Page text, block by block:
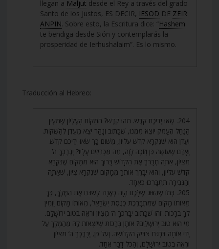
llegan a Maljut desde el Rey a través del grado
Santo de los Justos, ES DECIR, IESOD DE ZEIR
ANPIN. Sobre esto, la Escritura dice: “Hashem
te bendiga desde Sión y contemplarás la
prosperidad de Ierhushalaim”. Es lo mismo.
Traducción al Hebreo:
204. שְׂאוּ יְדֵיכֶם קֹדֶשׁ. מַהוּ קֹדֶשׁ? הַמָּקוֹם הָעֶלְיוֹן שֶׁמַּעְיַן
הַנַּחַל הֶעָמֹק יוֹצֵא מִמֶּנּוּ, שֶׁכָּתוּב וְנָהָר יֹצֵא מֵעֵדֶן לְהַשְׁקוֹת.
וְעֵדֶן הוּא שֶׁנִּקְרָא קֹדֶשׁ עֶלְיוֹן, מִשּׁוּם כָּךְ שְׂאוּ יְדֵיכֶם קֹדֶשׁ.
וְאָדָם שֶׁעוֹשֶׂה כֵּן וְזוֹכֶה לָזֶה, מַה מַּכְרִיזִים עָלָיו? יְבָרֶכְךָ ה’
מִצִּיּוֹן, אַתָּה תְבָרֵךְ אֶת הַקָּדוֹשׁ בָּרוּךְ הוּא מִמָּקוֹם שֶׁנִּקְרָא
קֹדֶשׁ עֶלְיוֹן, וְהוּא יְבָרֵךְ אוֹתְךָ מִמָּקוֹם שֶׁנִּקְרָא צִיּוֹן, שֶׁאַתָּה
וְהַגְּבִירָה תִּתְבָּרְכוּ כְאֶחָד.
205. כְּמוֹ שֶׁהַזִּוּוּג שֶׁלָּכֶם הָיָה כְאֶחָד לְשַׁבֵּחַ אֶת הַמֶּלֶךְ, כָּךְ
מֵאוֹתוֹ מָקוֹם שֶׁמִּתְבָּרֶכֶת כְּנֶסֶת יִשְׂרָאֵל, מֵאוֹתוֹ מָקוֹם יַזְמִין
לְךָ בְּרָכוֹת. זֶהוּ שֶׁכָּתוּב יְבָרֶכְךָ ה’ מִצִּיּוֹן וּרְאֵה בְּטוּב יְרוּשָׁלִָם.
מִי הוּא טוּב יְרוּשָׁלַיִם? אוֹתָן בְּרָכוֹת שֶׁיּוֹצְאוֹת לָהּ מֵהַמֶּלֶךְ עַל
יְדֵי אוֹתָהּ דַּרְגַּת צַדִּיק הַקְּדוֹשָׁה. וְעַל כֵּן, יְבָרֶכְךָ ה’ מִצִּיּוֹן
וּרְאֵה בְּטוּב יְרוּשָׁלִָם, וְהַכֹּל דָּבָר אֶחָד.